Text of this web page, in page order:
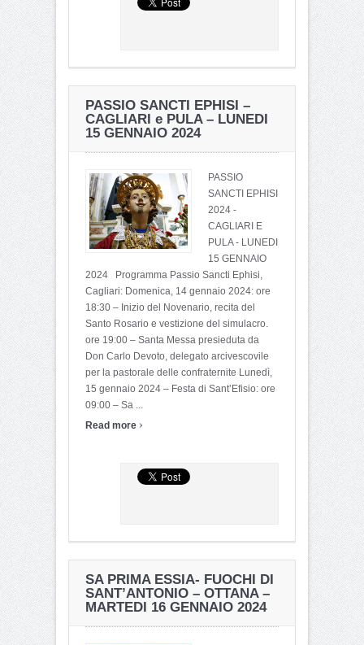
PASSIO SANCTI EPHISI –
CAGLIARI e PULA – LUNEDI
15 GENNAIO 2024
PASSIO
SANCTI EPHISI
2024 -
CAGLIARI E
PULA - LUNEDI
15 GENNAIO
2024 Programma Passio Sancti Ephisi,
Cagliari: Domenica, 14 gennaio 2024: ore
18:30 – Inizio del Novenario, recita del
Santo Rosario e vestizione del simulacro.
ore 19:00 – Santa Messa presieduta da
Don Carlo Devoto, delegato arcivescovile
per la pastorale delle confraternite Lunedì,
15 gennaio 2024 – Festa di Sant’Efisio: ore
09:00 – Sa ...
Read more ›
SA PRIMA ESSIA- FUOCHI DI
SANT’ANTONIO – OTTANA –
MARTEDI 16 GENNAIO 2024